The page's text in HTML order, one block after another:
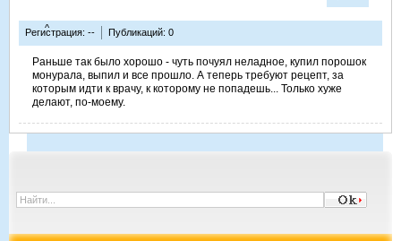
Регистрация: -- Публикаций: 0
^
Раньше так было хорошо - чуть почуял неладное, купил порошок
монурала, выпил и все прошло. А теперь требуют рецепт, за
которым идти к врачу, к которому не попадешь... Только хуже
делают, по-моему.